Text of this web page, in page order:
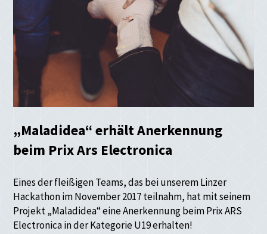
„Maladidea“ erhält Anerkennung
beim Prix Ars Electronica
Eines der fleißigen Teams, das bei unserem Linzer
Hackathon im November 2017 teilnahm, hat mit seinem
Projekt „Maladidea“ eine Anerkennung beim Prix ARS
Electronica in der Kategorie U19 erhalten!